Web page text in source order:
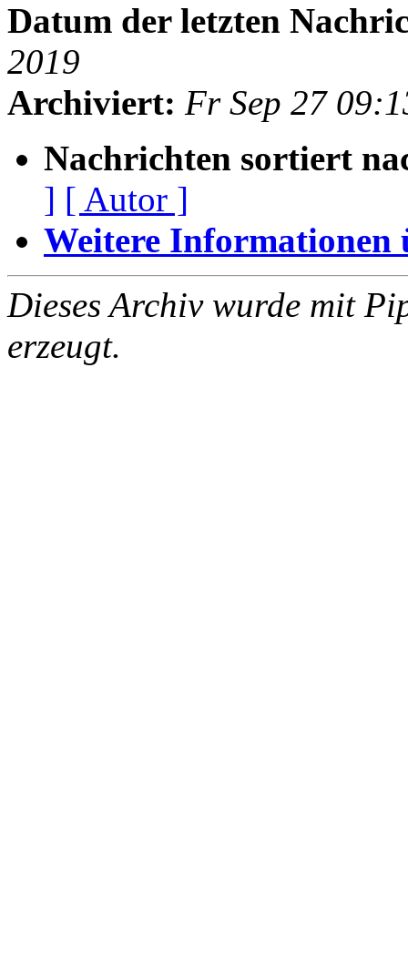
Datum der letzten
2019
Archiviert: Fr Sep 27
Nachrichten sortiert
] [ Autor ]
Weitere Informationen
Dieses Archiv wurde mit
erzeugt.